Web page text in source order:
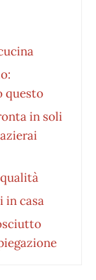
questo
in soli
in casa